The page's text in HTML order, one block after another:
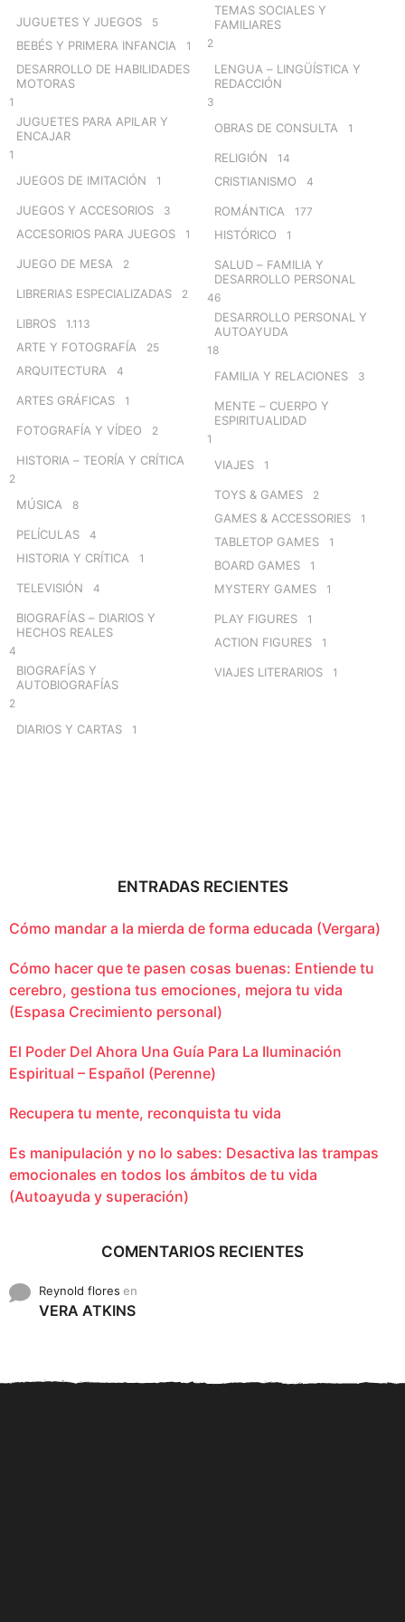
JUGUETES Y JUEGOS 5
BEBÉS Y PRIMERA INFANCIA 1
DESARROLLO DE HABILIDADES
MOTORAS
1
JUGUETES PARA APILAR Y
ENCAJAR
1
JUEGOS DE IMITACIÓN 1
JUEGOS Y ACCESORIOS 3
ACCESORIOS PARA JUEGOS 1
JUEGO DE MESA 2
LIBRERIAS ESPECIALIZADAS 2
LIBROS 1.113
ARTE Y FOTOGRAFÍA 25
ARQUITECTURA 4
ARTES GRÁFICAS 1
FOTOGRAFÍA Y VÍDEO 2
HISTORIA – TEORÍA Y CRÍTICA
2
MÚSICA 8
PELÍCULAS 4
HISTORIA Y CRÍTICA 1
TELEVISIÓN 4
BIOGRAFÍAS – DIARIOS Y
HECHOS REALES
4
BIOGRAFÍAS Y
AUTOBIOGRAFÍAS
2
DIARIOS Y CARTAS 1
TEMAS SOCIALES Y
FAMILIARES
2
LENGUA – LINGÜÍSTICA Y
REDACCIÓN
3
OBRAS DE CONSULTA 1
RELIGIÓN 14
CRISTIANISMO 4
ROMÁNTICA 177
HISTÓRICO 1
SALUD – FAMILIA Y
DESARROLLO PERSONAL
46
DESARROLLO PERSONAL Y
AUTOAYUDA
18
FAMILIA Y RELACIONES 3
MENTE – CUERPO Y
ESPIRITUALIDAD
1
VIAJES 1
TOYS & GAMES 2
GAMES & ACCESSORIES 1
TABLETOP GAMES 1
BOARD GAMES 1
MYSTERY GAMES 1
PLAY FIGURES 1
ACTION FIGURES 1
VIAJES LITERARIOS 1
ENTRADAS RECIENTES
Cómo mandar a la mierda de forma educada (Vergara)
Cómo hacer que te pasen cosas buenas: Entiende tu
cerebro, gestiona tus emociones, mejora tu vida
(Espasa Crecimiento personal)
El Poder Del Ahora Una Guía Para La Iluminación
Espiritual – Español (Perenne)
Recupera tu mente, reconquista tu vida
Es manipulación y no lo sabes: Desactiva las trampas
emocionales en todos los ámbitos de tu vida
(Autoayuda y superación)
COMENTARIOS RECIENTES
Reynold flores en
VERA ATKINS